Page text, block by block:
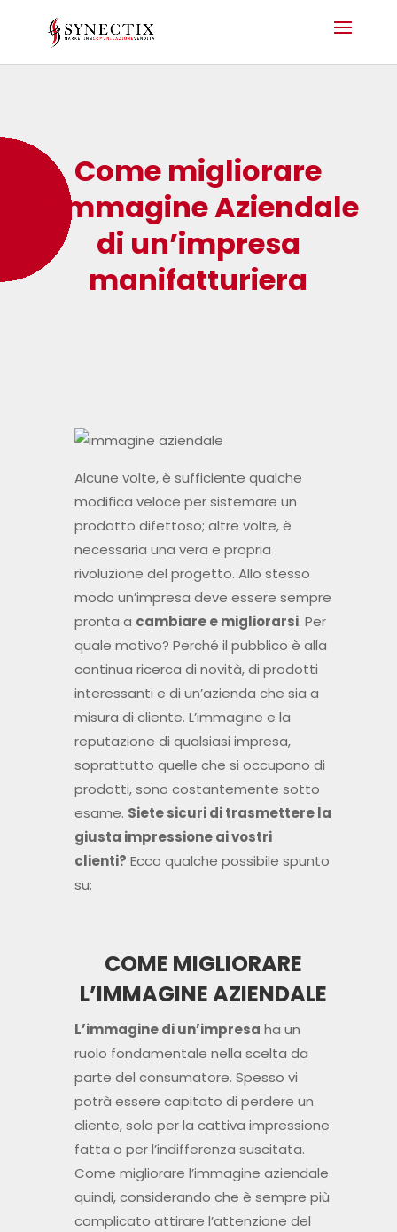
Come migliorare
l’Immagine Aziendale
di un’impresa
manifatturiera
Alcune volte, è sufficiente qualche
modifica veloce per sistemare un
prodotto difettoso; altre volte, è
necessaria una vera e propria
rivoluzione del progetto. Allo stesso
modo un’impresa deve essere sempre
pronta a cambiare e migliorarsi. Per
quale motivo? Perché il pubblico è alla
continua ricerca di novità, di prodotti
interessanti e di un’azienda che sia a
misura di cliente. L’immagine e la
reputazione di qualsiasi impresa,
soprattutto quelle che si occupano di
prodotti, sono costantemente sotto
esame. Siete sicuri di trasmettere la
giusta impressione ai vostri
clienti? Ecco qualche possibile spunto
su:
COME MIGLIORARE
L’IMMAGINE AZIENDALE
L’immagine di un’impresa ha un
ruolo fondamentale nella scelta da
parte del consumatore. Spesso vi
potrà essere capitato di perdere un
cliente, solo per la cattiva impressione
fatta o per l’indifferenza suscitata.
Come migliorare l’immagine aziendale
quindi, considerando che è sempre più
complicato attirare l’attenzione del